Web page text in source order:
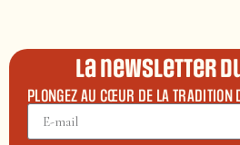
La newsletter
PLONGEZ AU CŒUR DE LA TRADITION